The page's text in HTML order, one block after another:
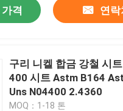
격 연락
구리 니켈 합금 강철 시
400 시트 Astm B164
Uns N04400 2.4360
MOQ：1-18 톤